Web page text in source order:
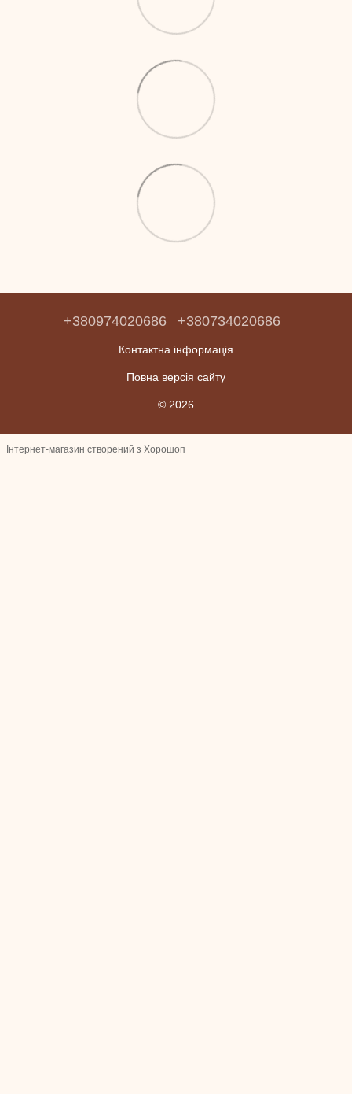
+380974020686 +380734020686
Контактна інформація
Повна версія сайту
© 2026
Інтернет-магазин створений з Хорошоп